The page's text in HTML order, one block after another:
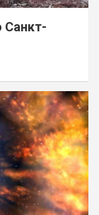
Санкт-